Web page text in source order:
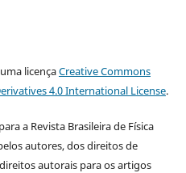
licençaCreative Commons
4.0 International License.
a Revista Brasileira de Física
autores, dos direitos de
autorais para os artigos